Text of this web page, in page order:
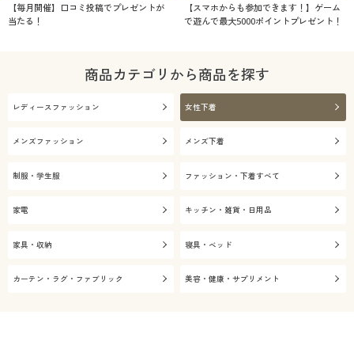
【毎月開催】口コミ投稿でプレゼントが
当たる！
【スマホからも参加できます！】ゲーム
で遊んで最大5000ポイントプレゼント！
商品カテゴリから商品を探す
レディースファッション 女性下着
メンズファッション メンズ下着
制服・学生服 ファッション・下着すべて
家電 キッチン・雑貨・日用品
家具・収納 寝具・ベッド
カーテン・ラグ・ファブリック 美容・健康・サプリメント